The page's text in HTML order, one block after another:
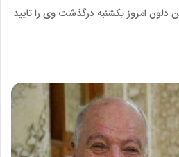
فرزندان آلن دلون امروز یکشنبه درگذشت وی را تایید